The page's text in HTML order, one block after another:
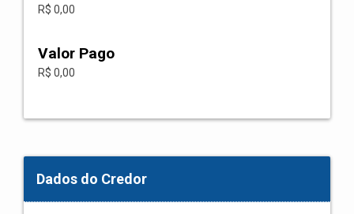
R$ 0,00
Valor Pago
R$ 0,00
Dados do Credor